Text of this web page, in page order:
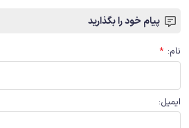
پیام خود را بگذارید
نام:
*
ایمیل: